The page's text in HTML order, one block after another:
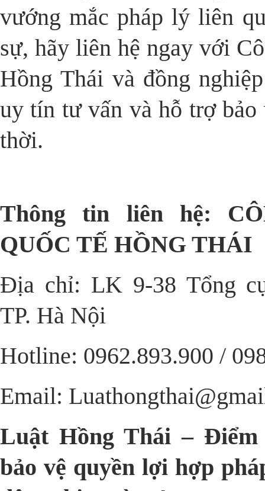
vướng mắc pháp lý liên
sự, hãy liên hệ ngay với
Hồng Thái và đồng
uy tín tư vấn và hỗ trợ
thời.
Thông tin liên hệ:
QUỐC TẾ HỒNG THÁI
Địa chỉ: LK 9-38 Tổng
TP. Hà Nội
Hotline: 0962.893.900 /
Email:
Luật Hồng Thái –
bảo vệ quyền lợi hợp